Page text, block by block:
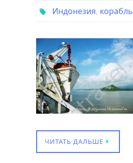
Индонезия, корабль
ЧИТАТЬ ДАЛЬШЕ